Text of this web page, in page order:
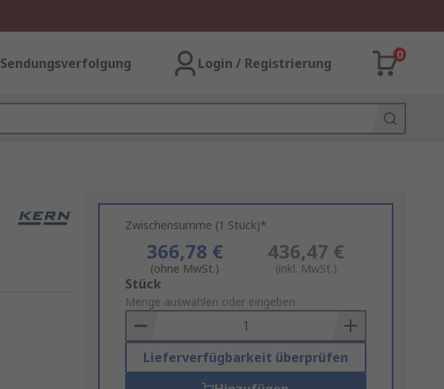
Sendungsverfolgung Login / Registrierung
0
Zwischensumme (1 Stück)*
366,78 €
(ohne MwSt.)
436,47 €
(inkl. MwSt.)
Add
to
Basket
Stück
Menge auswählen oder eingeben
Lieferverfügbarkeit überprüfen